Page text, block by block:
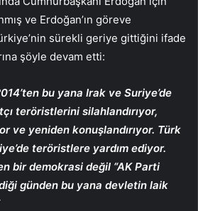
ve Erdoğan’ın göreve
sürekli geriye gittiğini ifade
şöyle devam etti:
bu yana Irak ve Suriye’de
teröristlerini silahlandırıyor,
ve yeniden konuşlandırıyor. Türk
teröristlere yardım ediyor.
bir demokrasi değil “AK Parti
günden bu yana devletin laik